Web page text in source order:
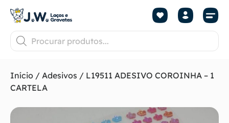
Início / Adesivos / L19511 ADESIVO COROINHA – 1
CARTELA